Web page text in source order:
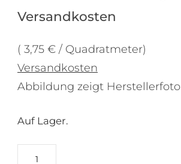
Versandkosten
( 3,75 € / Quadratmeter)
Versandkosten
Abbildung zeigt Herstellerfoto
Auf Lager.